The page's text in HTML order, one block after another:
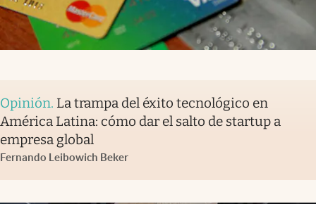
Opinión. La trampa del éxito tecnológico en
América Latina: cómo dar el salto de startup a
empresa global
Fernando Leibowich Beker